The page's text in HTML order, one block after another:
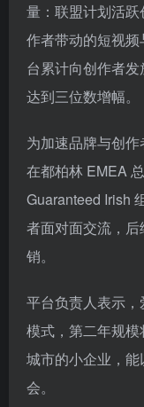
量：联盟计划活
作者带动的短视
台累计向创作者
达到三位数增幅。
为加速品牌与创
在都柏林 EMEA
Guaranteed Irish
者面对面交流，
销。
平台负责人表示
模式，第二年规
城市的小企业，
会。